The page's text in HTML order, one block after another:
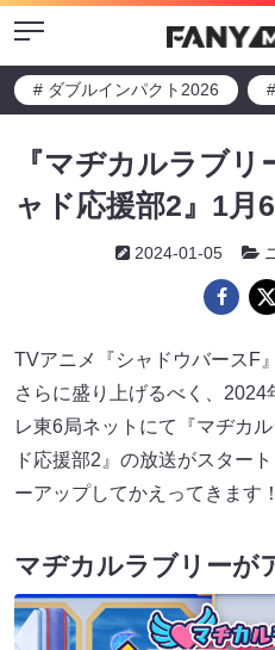
Menu
# ダブルインパクト2026
『マヂカルラブ
ャド応援部2』1月
2024-01-05
TVアニメ『シャドウバースF
さらに盛り上げるべく、
レ東6局ネットにて『マヂカ
ド応援部2』の放送がスター
ーアップしてかえってきます！
マヂカルラブリーが